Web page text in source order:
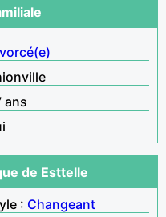
ans
de Esttelle
: Changeant